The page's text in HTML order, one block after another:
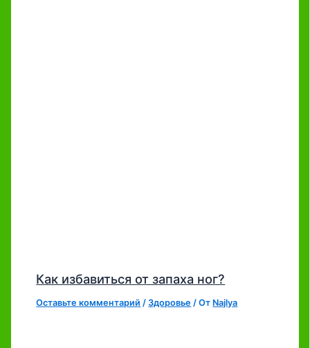
Как избавиться от запаха ног?
Оставьте комментарий /Здоровье / От Najlya